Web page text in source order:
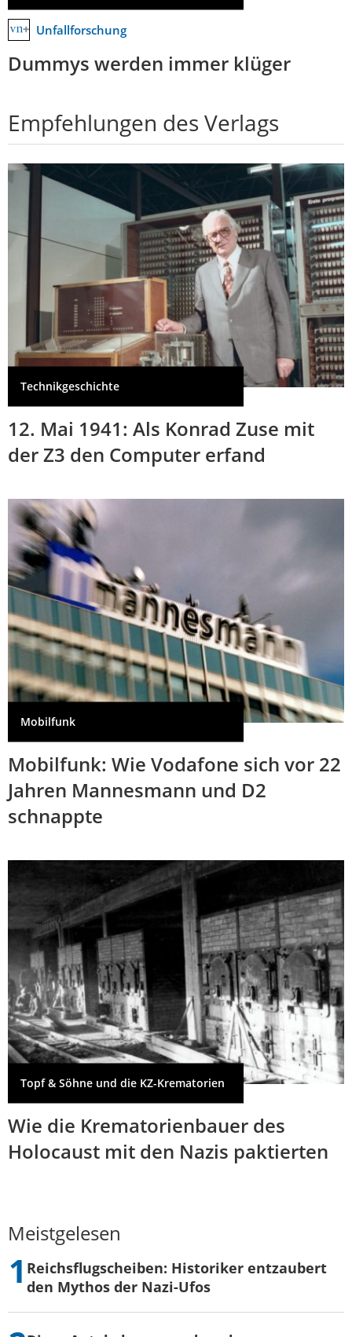
Unfallforschung
Dummys werden immer klüger
Empfehlungen des Verlags
Technikgeschichte
12. Mai 1941: Als Konrad Zuse mit
der Z3 den Computer erfand
Mobilfunk
Mobilfunk: Wie Vodafone sich vor 22
Jahren Mannesmann und D2
schnappte
Topf & Söhne und die KZ-Krematorien
Wie die Krematorienbauer des
Holocaust mit den Nazis paktierten
Meistgelesen
Reichsflugscheiben: Historiker entzaubert
den Mythos der Nazi-Ufos